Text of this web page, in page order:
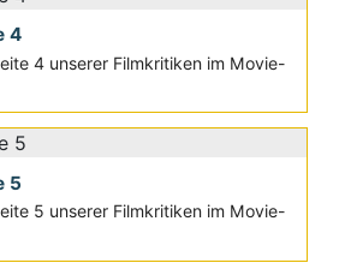
4
4 unserer Filmkritiken im Movie-
5
5 unserer Filmkritiken im Movie-